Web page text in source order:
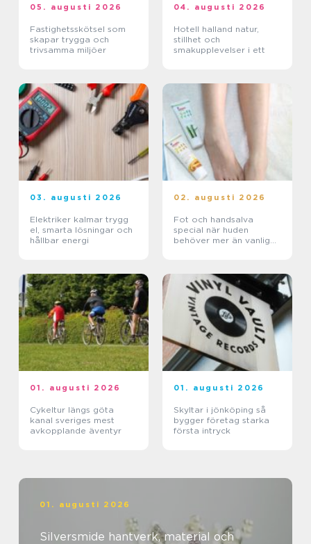
05. augusti 2026
Fastighetsskötsel som
skapar trygga och
trivsamma miljöer
04. augusti 2026
Hotell halland natur,
stillhet och
smakupplevelser i ett
03. augusti 2026
Elektriker kalmar trygg
el, smarta lösningar och
hållbar energi
02. augusti 2026
Fot och handsalva
special när huden
behöver mer än vanlig
01. augusti 2026
Cykeltur längs göta
kanal sveriges mest
avkopplande äventyr
01. augusti 2026
Skyltar i jönköping så
bygger företag starka
första intryck
01. augusti 2026
Silversmide hantverk, material och